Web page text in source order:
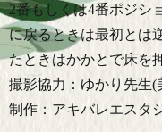
2番もしくは4番ポジシ
に戻るときは最初とは
たときはかかとで床を
撮影協力：ゆかり先生
制作：アキバレエスタ